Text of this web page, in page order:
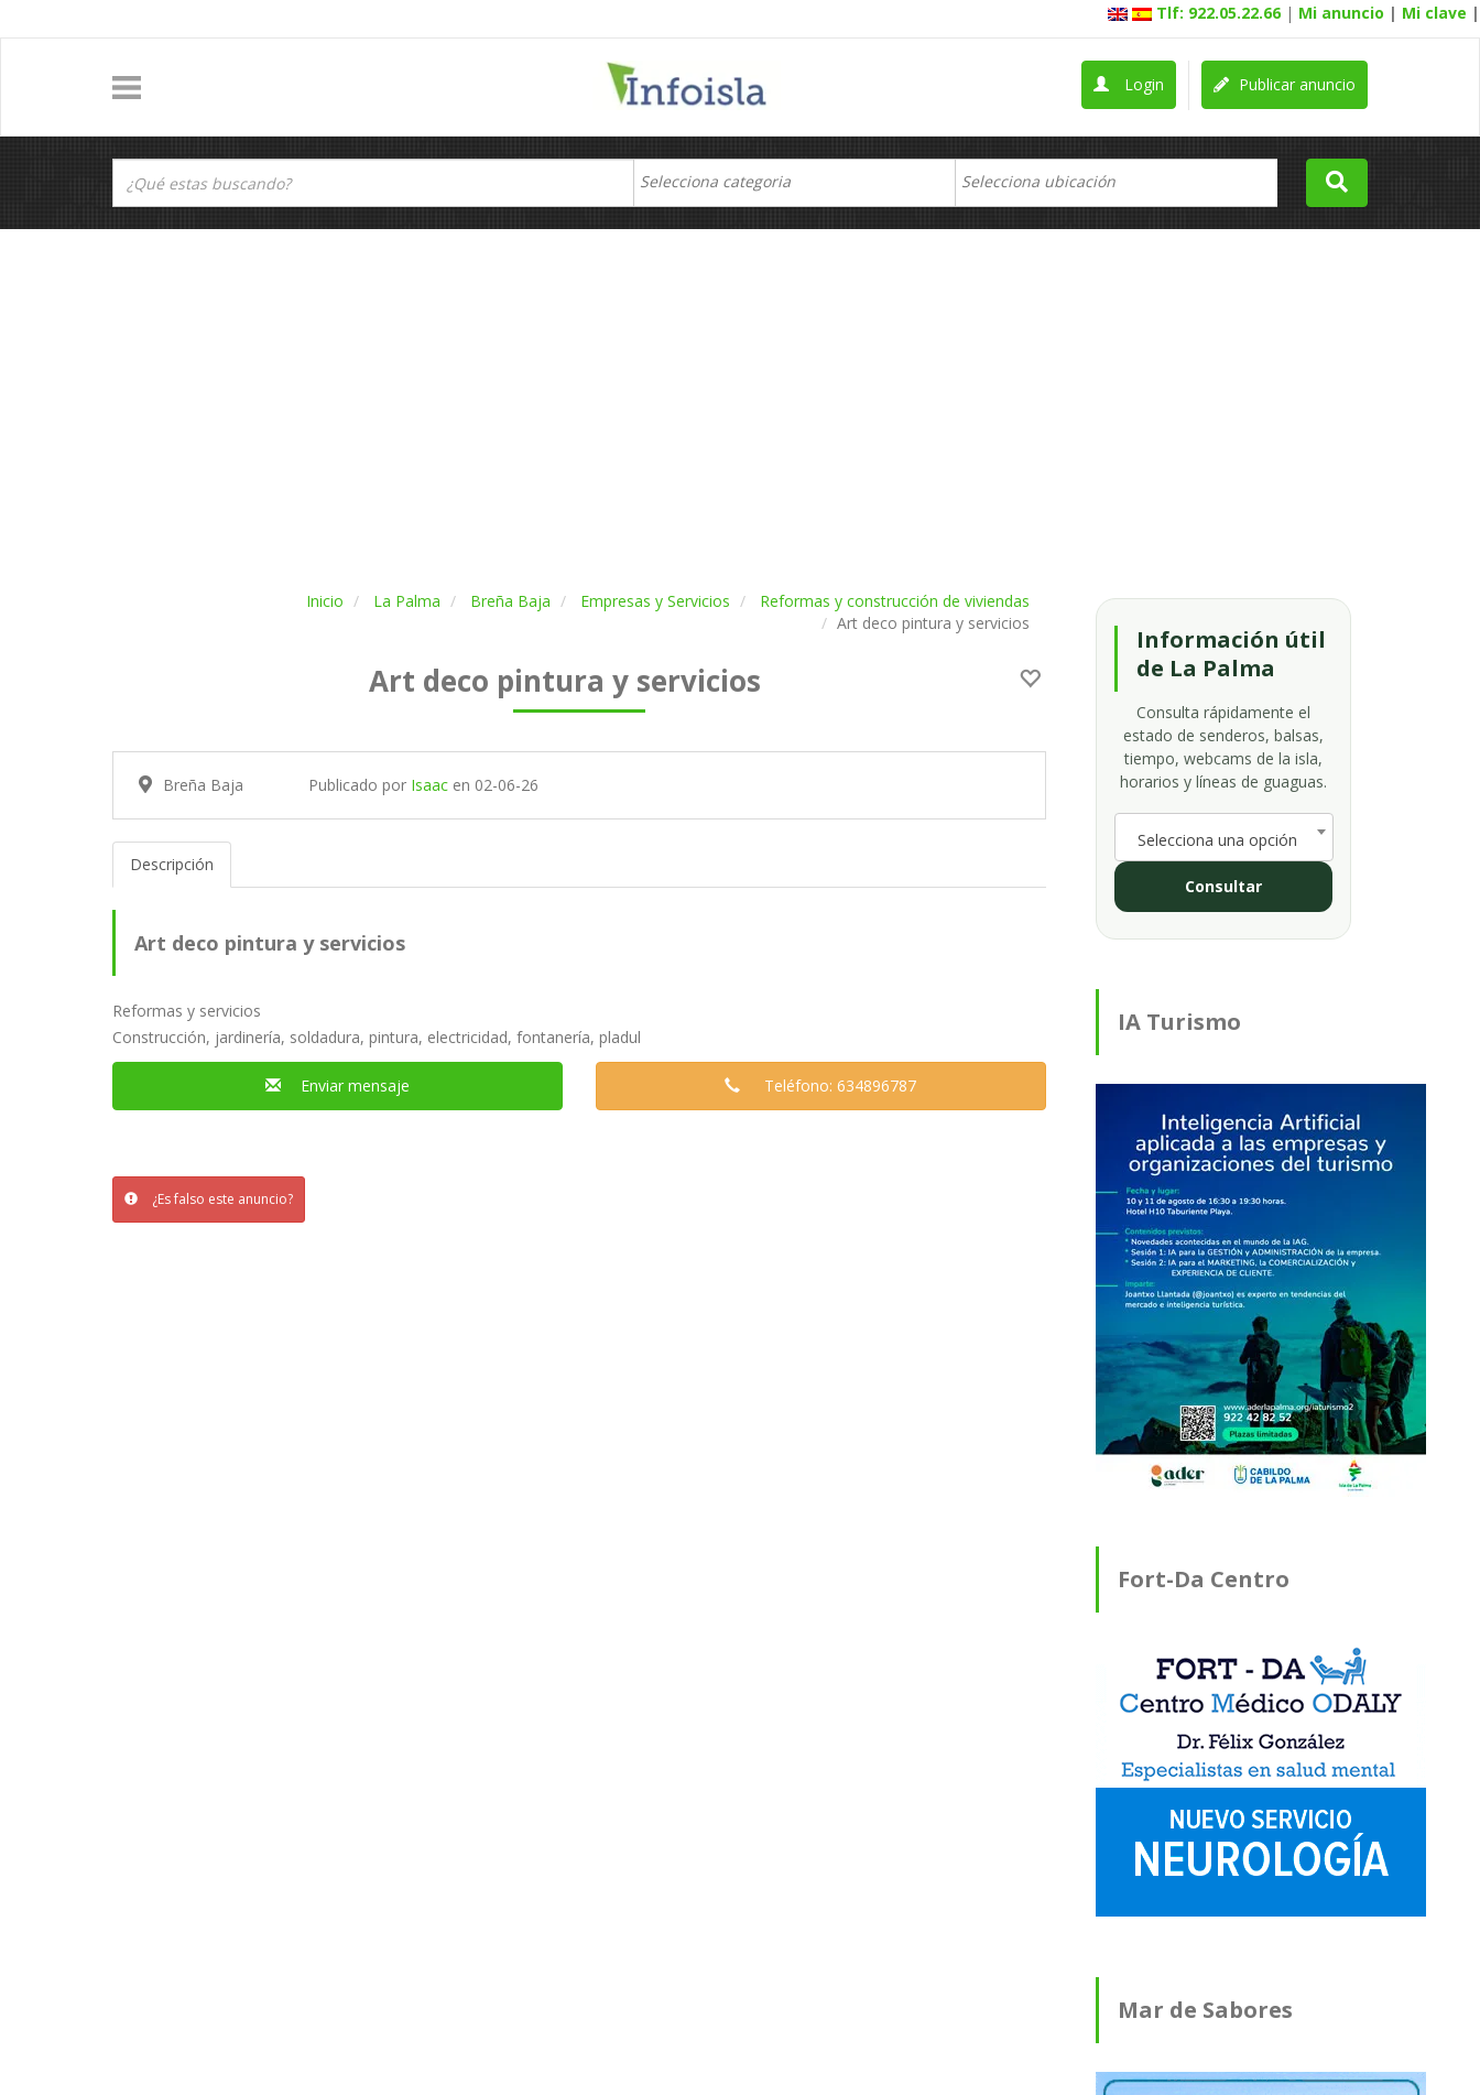
Tlf: 922.05.22.66 | Mi anuncio | Mi clave |
Publicar anuncio
Login
Inicio La Palma Breña Baja Empresas y Servicios
Reformas y construcción de viviendas
Art deco pintura y servicios
Art deco pintura y servicios
Breña Baja Publicado por Isaac en 02-06-26
Descripción
Art deco pintura y servicios
Reformas y servicios
Construcción, jardinería, soldadura, pintura, electricidad, fontanería, pladul
Enviar mensaje Teléfono: 634896787
¿Es falso este anuncio?
Información útil
de La Palma
Consulta rápidamente el
estado de senderos, balsas,
tiempo, webcams de la isla,
horarios y líneas de guaguas.
Selecciona una opción
Consultar
IA Turismo
Fort-Da Centro
Mar de Sabores